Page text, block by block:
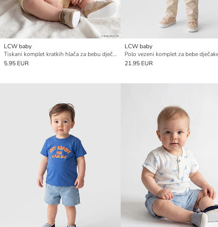
LCW baby
Tiskani komplet kratkih hlača za bebu dječaka
5.95 EUR
LCW baby
Polo vezeni komplet za bebe
21.95 EUR